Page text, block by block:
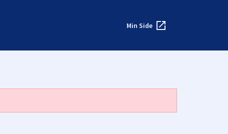
Min Side